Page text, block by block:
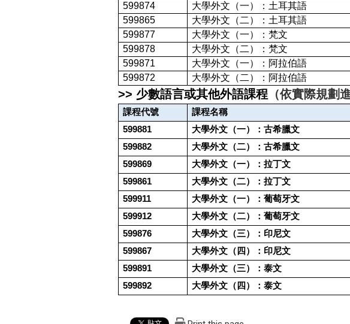
599874
大學外文（一）：土耳其語
599865 大學外文（二）：土耳其語
599877
大學外文（一）：梵文
599878 大學外文（二）：梵文
599871
大學外文（一）：阿拉伯語
599872 大學外文（二）：阿拉伯語
>> 少數語言或其他外語課程 （依實際規劃
課程代號 課程名稱
599881
大學外文（一）：古希臘文
599882 大學外文（二）：古希臘文
599869
大學外文（一）：拉丁文
599861
大學外文（二）：拉丁文
599911
大學外文（一）：葡萄牙文
599912
大學外文（二）：葡萄牙文
599876
大學外文（三）：印尼文
599867 大學外文（四）：印尼文
599891
大學外文（三）：泰文
599892
大學外文（四）：泰文